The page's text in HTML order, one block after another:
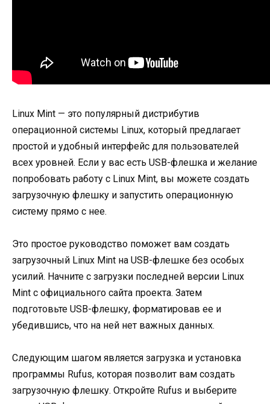
Linux Mint — это популярный дистрибутив
операционной системы Linux, который предлагает
простой и удобный интерфейс для пользователей
всех уровней. Если у вас есть USB-флешка и желание
попробовать работу с Linux Mint, вы можете создать
загрузочную флешку и запустить операционную
систему прямо с нее.
Это простое руководство поможет вам создать
загрузочный Linux Mint на USB-флешке без особых
усилий. Начните с загрузки последней версии Linux
Mint с официального сайта проекта. Затем
подготовьте USB-флешку, форматировав ее и
убедившись, что на ней нет важных данных.
Следующим шагом является загрузка и установка
программы Rufus, которая позволит вам создать
загрузочную флешку. Откройте Rufus и выберите